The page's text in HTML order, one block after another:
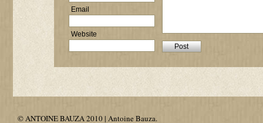
Email
Website
© ANTOINE BAUZA 2010 | Antoine Bauza.